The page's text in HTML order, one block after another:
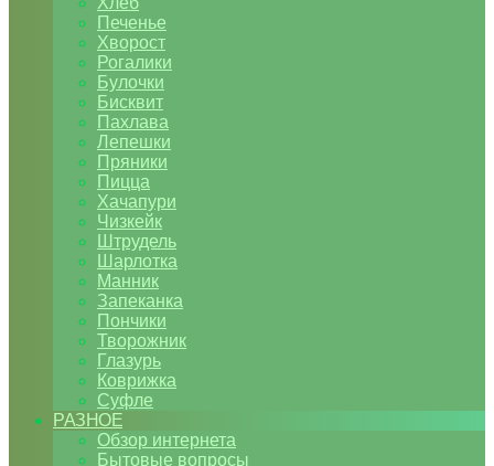
Печенье
Хворост
Рогалики
Булочки
Бисквит
Пахлава
Лепешки
Пряники
Пицца
Хачапури
Чизкейк
Штрудель
Шарлотка
Манник
Запеканка
Пончики
Творожник
Глазурь
Коврижка
Суфле
РАЗНОЕ
Обзор интернета
Бытовые вопросы